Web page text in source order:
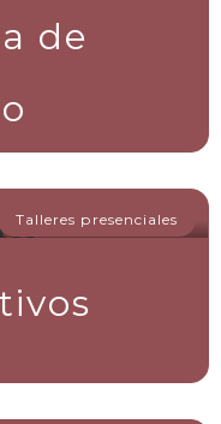
de
Talleres presenciales